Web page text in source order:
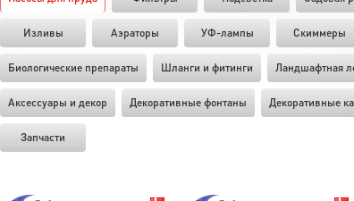
Изливы Аэраторы УФ-лампы Скиммеры
Биологические препараты Шланги и фитинги Ландшафтная
Аксессуары и декор Декоративные фонтаны Декоративные
Запчасти